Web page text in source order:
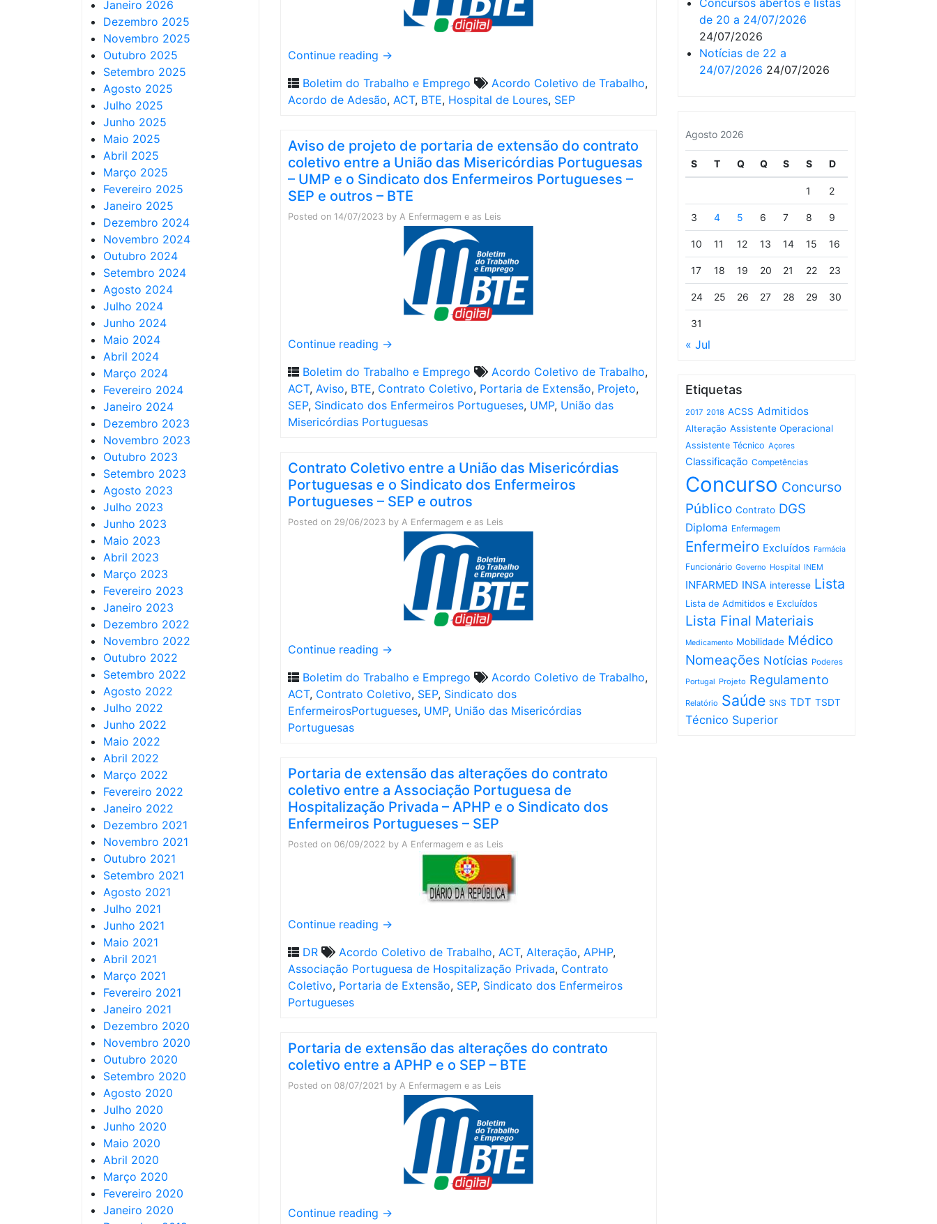
Janeiro 2026
Dezembro 2025
Novembro 2025
Outubro 2025
Setembro 2025
Agosto 2025
Julho 2025
Junho 2025
Maio 2025
Abril 2025
Março 2025
Fevereiro 2025
Janeiro 2025
Dezembro 2024
Novembro 2024
Outubro 2024
Setembro 2024
Agosto 2024
Julho 2024
Junho 2024
Maio 2024
Abril 2024
Março 2024
Fevereiro 2024
Janeiro 2024
Dezembro 2023
Novembro 2023
Outubro 2023
Setembro 2023
Agosto 2023
Julho 2023
Junho 2023
Maio 2023
Abril 2023
Março 2023
Fevereiro 2023
Janeiro 2023
Dezembro 2022
Novembro 2022
Outubro 2022
Setembro 2022
Agosto 2022
Julho 2022
Junho 2022
Maio 2022
Abril 2022
Março 2022
Fevereiro 2022
Janeiro 2022
Dezembro 2021
Novembro 2021
Outubro 2021
Setembro 2021
Agosto 2021
Julho 2021
Junho 2021
Maio 2021
Abril 2021
Março 2021
Fevereiro 2021
Janeiro 2021
Dezembro 2020
Novembro 2020
Outubro 2020
Setembro 2020
Agosto 2020
Julho 2020
Junho 2020
Maio 2020
Abril 2020
Março 2020
Fevereiro 2020
Janeiro 2020
Continue reading →
Boletim do Trabalho e Emprego
Acordo Coletivo de Trabalho,
Acordo de Adesão, ACT, BTE, Hospital de Loures, SEP
Aviso de projeto de portaria de extensão do contrato
coletivo entre a União das Misericórdias Portuguesas
– UMP e o Sindicato dos Enfermeiros Portugueses –
SEP e outros – BTE
Posted on 14/07/2023 by A Enfermagem e as Leis
Continue reading →
Boletim do Trabalho e Emprego
Acordo Coletivo de Trabalho,
ACT, Aviso, BTE, Contrato Coletivo, Portaria de Extensão, Projeto,
SEP, Sindicato dos Enfermeiros Portugueses, UMP, União das
Misericórdias Portuguesas
Contrato Coletivo entre a União das Misericórdias
Portuguesas e o Sindicato dos Enfermeiros
Portugueses – SEP e outros
Posted on 29/06/2023 by A Enfermagem e as Leis
Continue reading →
Boletim do Trabalho e Emprego
Acordo Coletivo de Trabalho,
ACT, Contrato Coletivo, SEP, Sindicato dos
EnfermeirosPortugueses, UMP, União das Misericórdias
Portuguesas
Portaria de extensão das alterações do contrato
coletivo entre a Associação Portuguesa de
Hospitalização Privada – APHP e o Sindicato dos
Enfermeiros Portugueses – SEP
Posted on 06/09/2022 by A Enfermagem e as Leis
Continue reading →
DR
Acordo Coletivo de Trabalho, ACT, Alteração, APHP,
Associação Portuguesa de Hospitalização Privada, Contrato
Coletivo, Portaria de Extensão, SEP, Sindicato dos Enfermeiros
Portugueses
Portaria de extensão das alterações do contrato
coletivo entre a APHP e o SEP – BTE
Posted on 08/07/2021 by A Enfermagem e as Leis
Continue reading →
Concursos abertos e listas
de 20 a 24/07/2026
24/07/2026
Notícias de 22 a
24/07/2026 24/07/2026
Agosto 2026
S T Q Q S S D
1 2
3 4 5 6 7 8 9
10 11 12 13 14 15 16
17 18 19 20 21 22 23
24 25 26 27 28 29 30
31
« Jul
Etiquetas
2017 2018 ACSS Admitidos
Alteração Assistente Operacional
Assistente Técnico Açores
Classificação Competências
Concurso Concurso
Público Contrato DGS
Diploma Enfermagem
Enfermeiro Excluídos Farmácia
Funcionário Governo Hospital INEM
INFARMED INSA interesse Lista
Lista de Admitidos e Excluídos
Lista Final Materiais
Medicamento Mobilidade Médico
Nomeações Notícias Poderes
Portugal Projeto Regulamento
Relatório Saúde SNS TDT TSDT
Técnico Superior